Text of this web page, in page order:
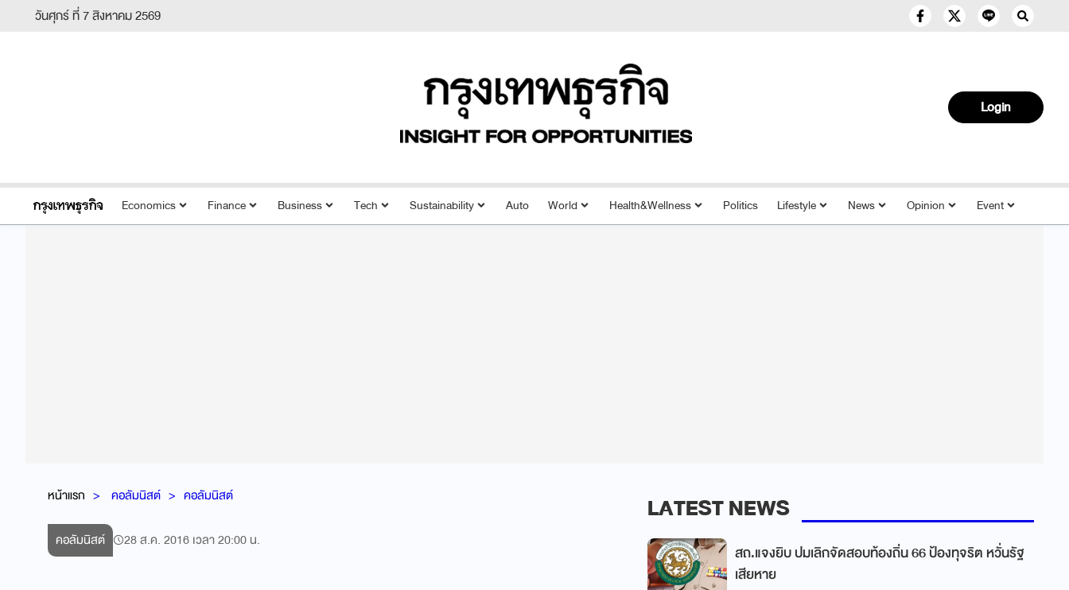
วันศุกร์ ที่ 7 สิงหาคม 2569
Login
Economics Finance Business Tech Sustainability Auto World Health&Wellness Politics Lifestyle News Opinion Event
หน้าแรก คอลัมนิสต์ คอลัมนิสต์
คอลัมนิสต์ 28 ส.ค. 2016 เวลา 20:00 น.
LATEST NEWS
สถ.แจงยิบ ปมเลิกจัดสอบท้องถิ่น 66 ป้องทุจริต หวั่นรัฐ
เสียหาย